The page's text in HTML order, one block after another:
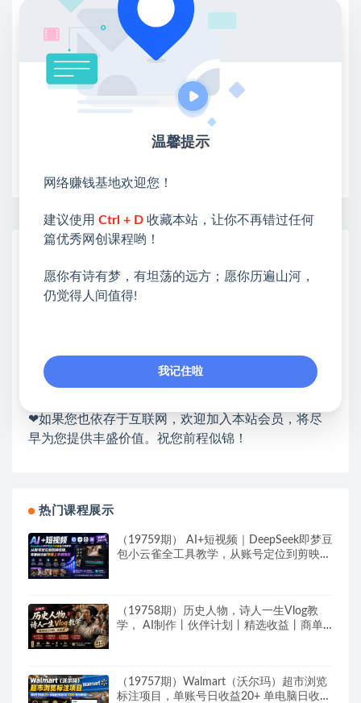
②：选择【在浏览器打开】
③：点击右上方【登录】领取
限时活动：注册新用户赠送VIP
站长微信：无
❤本站：本站整合多方资源站，主要面向互联网创业
各种项目 + 提升网创认知。
❤本站为众多团队提供了重要价值，也为众多创业者
❤如果您也依存于互联网，欢迎加入本站会员，将尽
早为您提供丰盛价值。祝您前程似锦！
热门课程展示
（19759期） AI+短视频｜DeepSeek即梦豆
包小云雀全工具教学，从账号定位到剪映剪
（19758期）历史人物，诗人一生Vlog教
学， AI制作丨伙伴计划丨精选收益丨商单
（19757期）Walmart（沃尔玛）超市浏览
标注项目，单账号日收益20+ 单电脑日收益
温馨提示
网络赚钱基地欢迎您！
建议使用 Ctrl + D 收藏本站，让你不再错过任何
篇优秀网创课程哟！
愿你有诗有梦，有坦荡的远方；愿你历遍山河，
仍觉得人间值得!
我记住啦